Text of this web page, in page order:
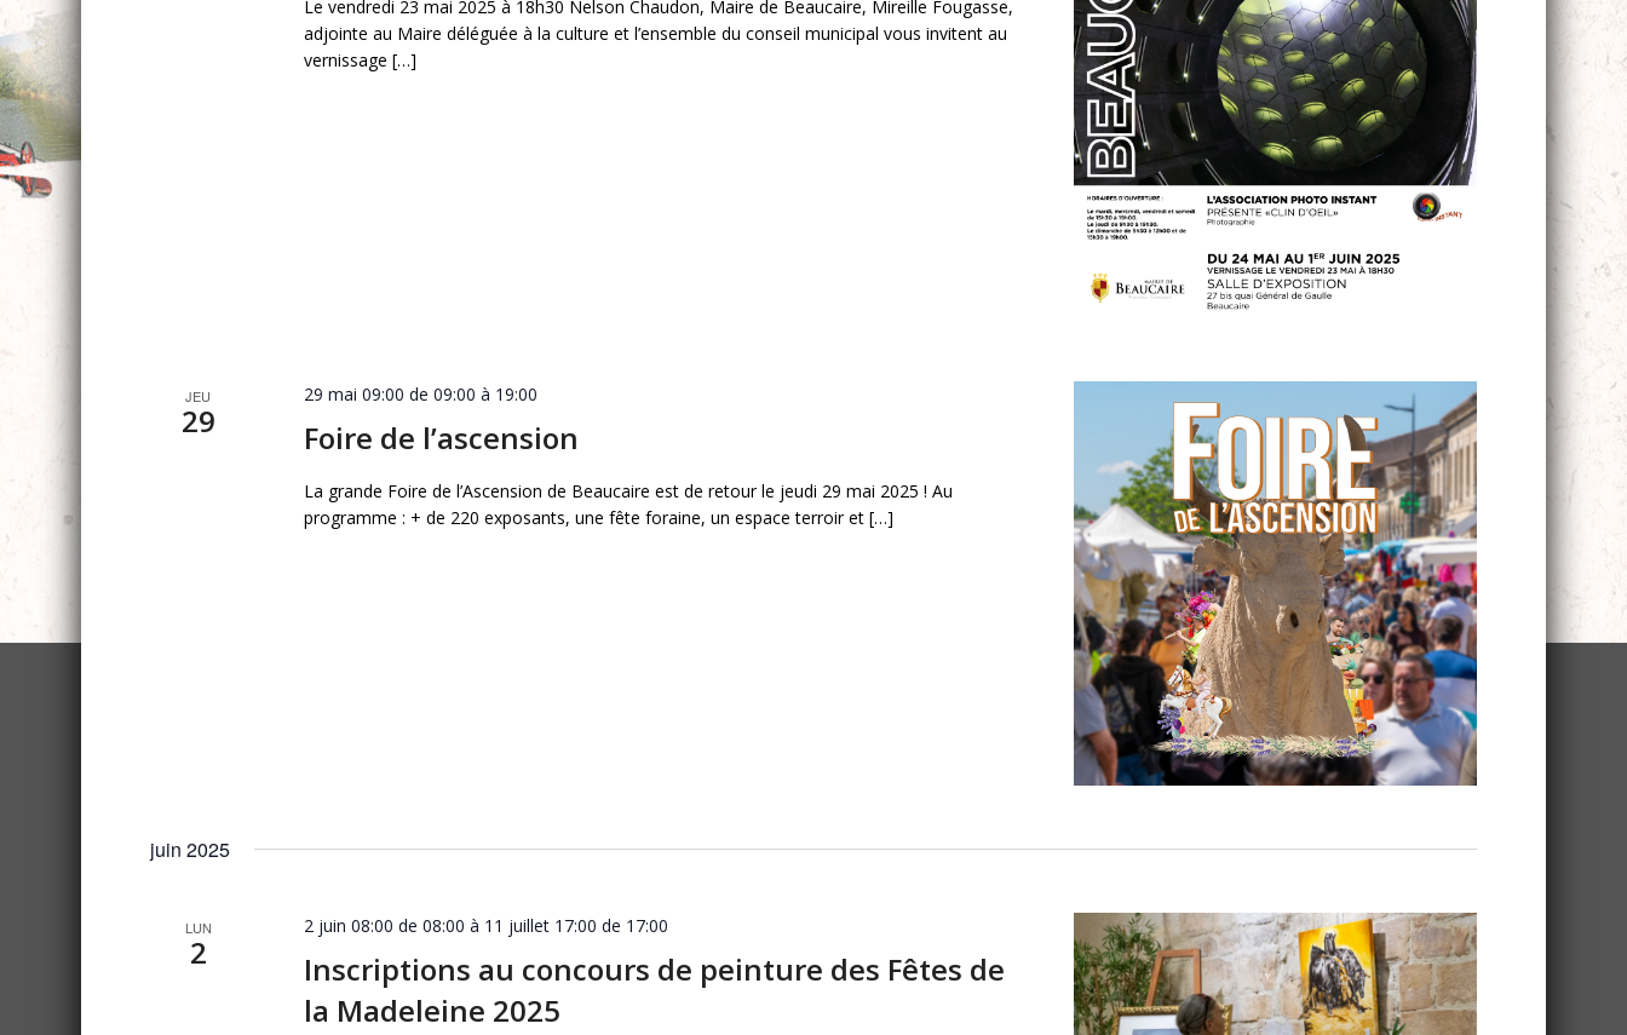
Le vendredi 23 mai 2025 à 18h30 Nelson Chaudon, Maire de Beaucaire, Mireille Fougasse,
adjointe au Maire déléguée à la culture et l’ensemble du conseil municipal vous invitent au
vernissage […]
JEU
29
29 mai 09:00 de 09:00 à 19:00
Foire de l’ascension
La grande Foire de l’Ascension de Beaucaire est de retour le jeudi 29 mai 2025 ! Au
programme : + de 220 exposants, une fête foraine, un espace terroir et […]
juin 2025
LUN
2
2 juin 08:00 de 08:00 à 11 juillet 17:00 de 17:00
Inscriptions au concours de peinture des Fêtes de
la Madeleine 2025